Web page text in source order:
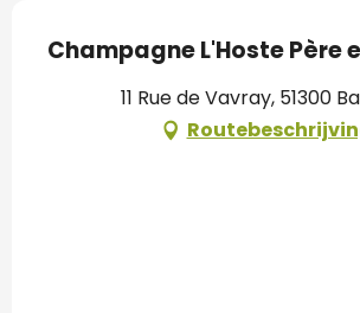
Champagne L'Hoste Père
11 Rue de Vavray, 51300